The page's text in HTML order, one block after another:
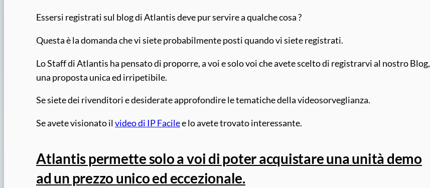
Essersi registrati sul blog di Atlantis deve pur servire a qualche cosa ?
Questa è la domanda che vi siete probabilmente posti quando vi siete registrati.
Lo Staff di Atlantis ha pensato di proporre, a voi e solo voi che avete scelto di registrarvi al nostro Blog,
una proposta unica ed irripetibile.
Se siete dei rivenditori e desiderate approfondire le tematiche della videosorveglianza.
Se avete visionato ilvideo di IP Facilee lo avete trovato interessante.
Atlantis permette solo a voi di poter acquistare una unità demo
ad un prezzo unico ed eccezionale.